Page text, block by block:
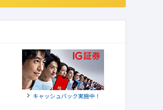
キャッシュバック実施中！